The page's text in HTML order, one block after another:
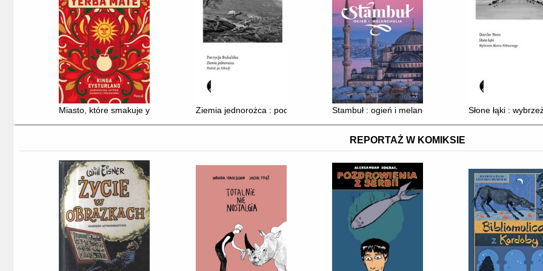
Miasto, które smakuje yerba mate : reportaż z Montevideo
Ziemia jednorożca : podróż po SzkocjiStambuł : ogień i melancholia Słone łąki :
REPORTAŻ W KOMIKSIE